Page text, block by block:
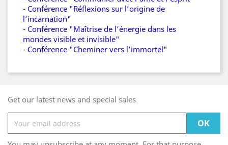
- Conférence "Réflexions sur l’origine de
l’incarnation"
- Conférence "Maîtrise de l’énergie dans les
mondes visible et invisible"
- Conférence "Cheminer vers l’immortel"
Get our latest news and special sales